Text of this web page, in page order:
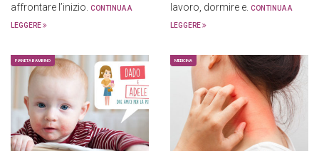
affrontare l’inizio.
CONTINUA A
LEGGERE
lavoro, dormire e. CONTINUA A
LEGGERE
PIANETA BAMBINO MEDICINA